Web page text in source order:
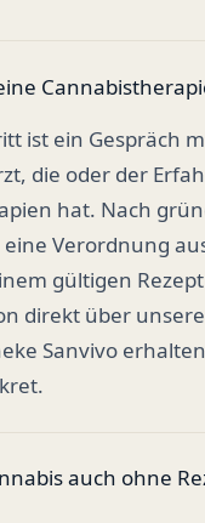
ist ein Gespräch
die oder der
hat. Nach
Verordnung
gültigen
direkt über unsere
Sanvivo
auch ohne